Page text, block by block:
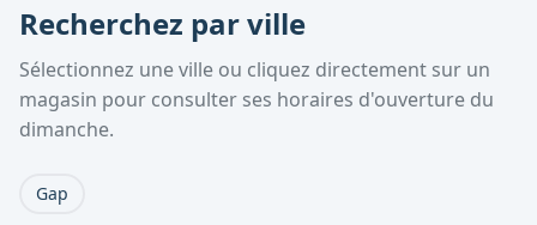
Recherchez par ville
Sélectionnez une ville ou cliquez directement sur un
magasin pour consulter ses horaires d'ouverture du
dimanche.
Gap